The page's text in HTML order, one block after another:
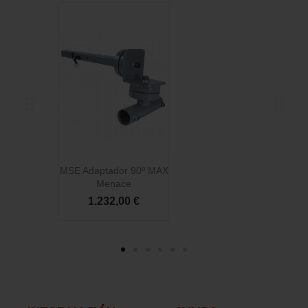
MSE Adaptador 90º MAX
Menace
1.232,00 €